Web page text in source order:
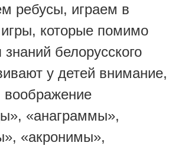
ребусы, играем в
которые помимо
белорусского
у детей внимание,
«анаграммы»,
«акронимы»,